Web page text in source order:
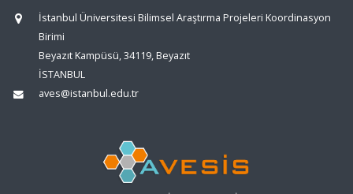
İstanbul Üniversitesi Bilimsel Araştırma Projeleri Koordinasyon
Birimi
Beyazıt Kampüsü, 34119, Beyazıt
İSTANBUL
aves@istanbul.edu.tr